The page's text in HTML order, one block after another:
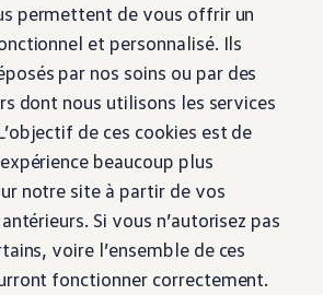
permettent de vous offrir un
et personnalisé. Ils
par nos soins ou par des
dont nous utilisons les services
de ces cookies est de
beaucoup plus
notre site à partir de vos
Si vous n’autorisez pas
voire l’ensemble de ces
fonctionner correctement.